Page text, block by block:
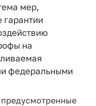
мер,
на
федеральными